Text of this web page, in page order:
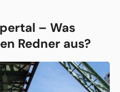
– Was
Redner aus?